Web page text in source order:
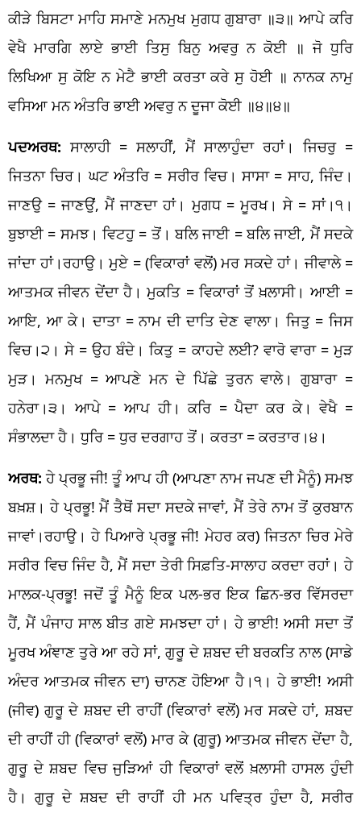
ਕੀੜੇ ਬਿਸਟਾ ਮਾਹਿ ਸਮਾਣੇ ਮਨਮੁਖ ਮੁਗਧ ਗੁਬਾਰਾ ॥੩॥ ਆਪੇ ਕਰਿ
ਵੇਖੈ ਮਾਰਗਿ ਲਾਏ ਭਾਈ ਤਿਸੁ ਬਿਨੁ ਅਵਰੁ ਨ ਕੋਈ ॥ ਜੋ ਧੁਰਿ
ਲਿਖਿਆ ਸੁ ਕੋਇ ਨ ਮੇਟੈ ਭਾਈ ਕਰਤਾ ਕਰੇ ਸੁ ਹੋਈ ॥ ਨਾਨਕ ਨਾਮੁ
ਵਸਿਆ ਮਨ ਅੰਤਰਿ ਭਾਈ ਅਵਰੁ ਨ ਦੂਜਾ ਕੋਈ ॥੪॥੪॥
ਪਦਅਰਥ: ਸਾਲਾਹੀ = ਸਲਾਹੀਂ, ਮੈਂ ਸਾਲਾਹੁੰਦਾ ਰਹਾਂ। ਜਿਚਰੁ =
ਜਿਤਨਾ ਚਿਰ। ਘਟ ਅੰਤਰਿ = ਸਰੀਰ ਵਿਚ। ਸਾਸਾ = ਸਾਹ, ਜਿੰਦ।
ਜਾਣਉ = ਜਾਣਉਂ, ਮੈਂ ਜਾਣਦਾ ਹਾਂ। ਮੁਗਧ = ਮੂਰਖ। ਸੇ = ਸਾਂ।੧।
ਬੁਝਾਈ = ਸਮਝ। ਵਿਟਹੁ = ਤੋਂ। ਬਲਿ ਜਾਈ = ਬਲਿ ਜਾਈ, ਮੈਂ ਸਦਕੇ
ਜਾਂਦਾ ਹਾਂ।ਰਹਾਉ। ਮੁਏ = (ਵਿਕਾਰਾਂ ਵਲੋਂ) ਮਰ ਸਕਦੇ ਹਾਂ। ਜੀਵਾਲੇ =
ਆਤਮਕ ਜੀਵਨ ਦੇਂਦਾ ਹੈ। ਮੁਕਤਿ = ਵਿਕਾਰਾਂ ਤੋਂ ਖ਼ਲਾਸੀ। ਆਈ =
ਆਇ, ਆ ਕੇ। ਦਾਤਾ = ਨਾਮ ਦੀ ਦਾਤਿ ਦੇਣ ਵਾਲਾ। ਜਿਤੁ = ਜਿਸ
ਵਿਚ।੨। ਸੇ = ਉਹ ਬੰਦੇ। ਕਿਤੁ = ਕਾਹਦੇ ਲਈ? ਵਾਰੋ ਵਾਰਾ = ਮੁੜ
ਮੁੜ। ਮਨਮੁਖ = ਆਪਣੇ ਮਨ ਦੇ ਪਿੱਛੇ ਤੁਰਨ ਵਾਲੇ। ਗੁਬਾਰਾ =
ਹਨੇਰਾ।੩। ਆਪੇ = ਆਪ ਹੀ। ਕਰਿ = ਪੈਦਾ ਕਰ ਕੇ। ਵੇਖੈ =
ਸੰਭਾਲਦਾ ਹੈ। ਧੁਰਿ = ਧੁਰ ਦਰਗਾਹ ਤੋਂ। ਕਰਤਾ = ਕਰਤਾਰ।੪।
ਅਰਥ: ਹੇ ਪ੍ਰਭੂ ਜੀ! ਤੂੰ ਆਪ ਹੀ (ਆਪਣਾ ਨਾਮ ਜਪਣ ਦੀ ਮੈਨੂੰ) ਸਮਝ
ਬਖ਼ਸ਼। ਹੇ ਪ੍ਰਭੂ! ਮੈਂ ਤੈਥੋਂ ਸਦਾ ਸਦਕੇ ਜਾਵਾਂ, ਮੈਂ ਤੇਰੇ ਨਾਮ ਤੋਂ ਕੁਰਬਾਨ
ਜਾਵਾਂ।ਰਹਾਉ। ਹੇ ਪਿਆਰੇ ਪ੍ਰਭੂ ਜੀ! ਮੇਹਰ ਕਰ) ਜਿਤਨਾ ਚਿਰ ਮੇਰੇ
ਸਰੀਰ ਵਿਚ ਜਿੰਦ ਹੈ, ਮੈਂ ਸਦਾ ਤੇਰੀ ਸਿਫ਼ਤਿ-ਸਾਲਾਹ ਕਰਦਾ ਰਹਾਂ। ਹੇ
ਮਾਲਕ-ਪ੍ਰਭੂ! ਜਦੋਂ ਤੂੰ ਮੈਨੂੰ ਇਕ ਪਲ-ਭਰ ਇਕ ਛਿਨ-ਭਰ ਵਿੱਸਰਦਾ
ਹੈਂ, ਮੈਂ ਪੰਜਾਹ ਸਾਲ ਬੀਤ ਗਏ ਸਮਝਦਾ ਹਾਂ। ਹੇ ਭਾਈ! ਅਸੀ ਸਦਾ ਤੋਂ
ਮੂਰਖ ਅੰਞਾਣ ਤੁਰੇ ਆ ਰਹੇ ਸਾਂ, ਗੁਰੂ ਦੇ ਸ਼ਬਦ ਦੀ ਬਰਕਤਿ ਨਾਲ (ਸਾਡੇ
ਅੰਦਰ ਆਤਮਕ ਜੀਵਨ ਦਾ) ਚਾਨਣ ਹੋਇਆ ਹੈ।੧। ਹੇ ਭਾਈ! ਅਸੀ
(ਜੀਵ) ਗੁਰੂ ਦੇ ਸ਼ਬਦ ਦੀ ਰਾਹੀਂ (ਵਿਕਾਰਾਂ ਵਲੋਂ) ਮਰ ਸਕਦੇ ਹਾਂ, ਸ਼ਬਦ
ਦੀ ਰਾਹੀਂ ਹੀ (ਵਿਕਾਰਾਂ ਵਲੋਂ) ਮਾਰ ਕੇ (ਗੁਰੂ) ਆਤਮਕ ਜੀਵਨ ਦੇਂਦਾ ਹੈ,
ਗੁਰੂ ਦੇ ਸ਼ਬਦ ਵਿਚ ਜੁੜਿਆਂ ਹੀ ਵਿਕਾਰਾਂ ਵਲੋਂ ਖ਼ਲਾਸੀ ਹਾਸਲ ਹੁੰਦੀ
ਹੈ। ਗੁਰੂ ਦੇ ਸ਼ਬਦ ਦੀ ਰਾਹੀਂ ਹੀ ਮਨ ਪਵਿਤ੍ਰ ਹੁੰਦਾ ਹੈ, ਸਰੀਰ